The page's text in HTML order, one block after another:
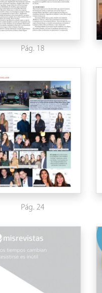
Pág. 18
Pág. 24